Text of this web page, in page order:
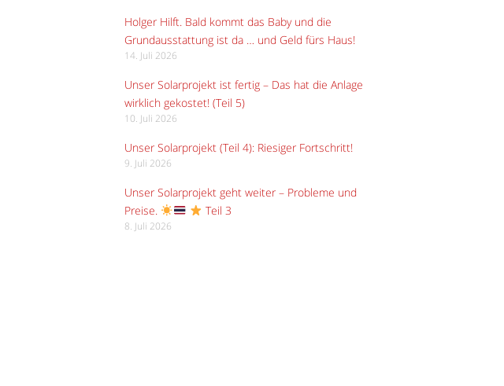
Holger Hilft. Bald kommt das Baby und die
Grundausstattung ist da … und Geld fürs Haus!
14. Juli 2026
Unser Solarprojekt ist fertig – Das hat die Anlage
wirklich gekostet! (Teil 5)
10. Juli 2026
Unser Solarprojekt (Teil 4): Riesiger Fortschritt!
9. Juli 2026
Unser Solarprojekt geht weiter – Probleme und
Preise.
Teil 3
8. Juli 2026